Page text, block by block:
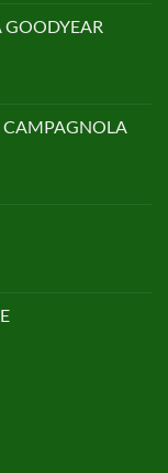
GOODYEAR
€.
CAMPAGNOLA
€.
€.